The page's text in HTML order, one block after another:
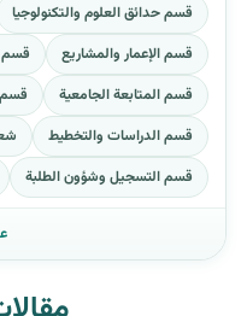
قسم حدائق العلوم والتكنولوجيا
قسم الإعمار والمشاريع
قسم
قسم المتابعة الجامعية
قسم
قسم الدراسات والتخطيط
قسم التسجيل وشؤون الطلبة